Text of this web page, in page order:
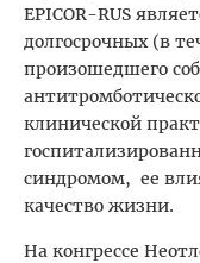
EPICOR-RUS
долгосрочных (в
произошедшего
клинической
синдромом, ее
качество жизни.
На конгрессе